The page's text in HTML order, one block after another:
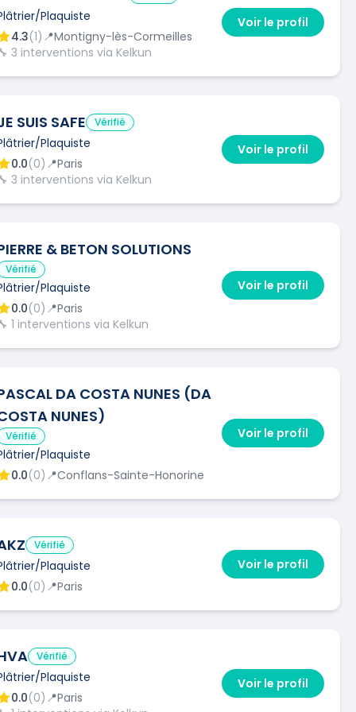
Plaquiste
4.3(1) 📍Montigny-lès-Cormeilles
3 interventions via Kelkun
Voir le profil
SUIS SAFE Vérifié
Plaquiste
0.0(0) 📍Paris
3 interventions via Kelkun
Voir le profil
& BETON SOLUTIONS
Vérifié
Plaquiste
0.0(0) 📍Paris
1 interventions via Kelkun
Voir le profil
DA COSTA NUNES (DA
NUNES)
Vérifié
Plaquiste
0.0(0) 📍Conflans-Sainte-Honorine
Voir le profil
Vérifié
Plaquiste
0.0(0) 📍Paris
Voir le profil
Vérifié
Plaquiste
0.0(0) 📍Paris
Voir le profil